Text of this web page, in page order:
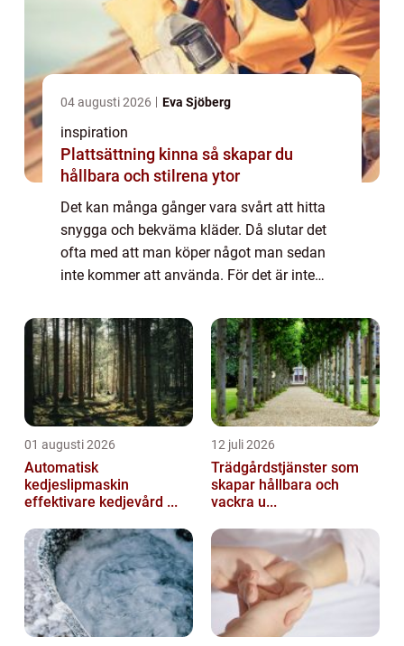
04 augusti 2026 Eva Sjöberg
inspiration
Plattsättning kinna så skapar du
hållbara och stilrena ytor
Det kan många gånger vara svårt att hitta
snygga och bekväma kläder. Då slutar det
ofta med att man köper något man sedan
inte kommer att använda. För det är inte
01 augusti 2026
Automatisk
kedjeslipmaskin
effektivare kedjevård ...
12 juli 2026
Trädgårdstjänster som
skapar hållbara och
vackra u...